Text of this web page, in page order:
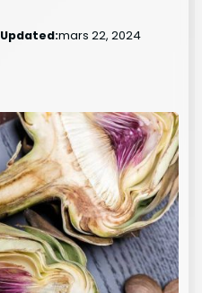
Updated:mars 22, 2024